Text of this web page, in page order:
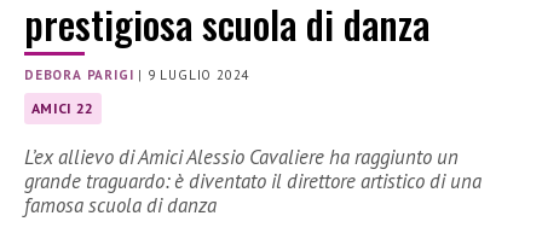
prestigiosa scuola di danza
DEBORA PARIGI | 9 LUGLIO 2024
AMICI 22
L’ex allievo di Amici Alessio Cavaliere ha raggiunto un
grande traguardo: è diventato il direttore artistico di una
famosa scuola di danza